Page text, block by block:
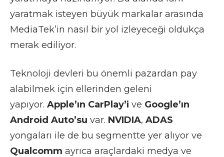
yaratmak isteyen büyük markalar arasında
MediaTek’in nasıl bir yol izleyeceği oldukça
merak ediliyor.
Teknoloji devleri bu önemli pazardan pay
alabilmek için ellerinden geleni
yapıyor. Apple’ın CarPlay’i ve Google’ın
Android Auto’su var. NVIDIA, ADAS
yongaları ile de bu segmentte yer alıyor ve
Qualcomm ayrıca araçlardaki medya ve